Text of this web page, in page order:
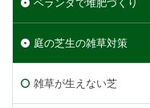
ベランダで堆肥づくり
庭の芝生の雑草対策
雑草が生えない芝